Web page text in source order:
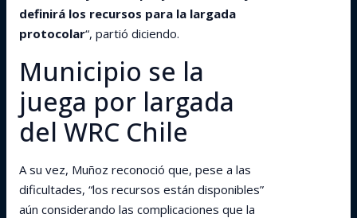
definirá los recursos para la largada
protocolar“, partió diciendo.
Municipio se la
juega por largada
del WRC Chile
A su vez, Muñoz reconoció que, pese a las
dificultades, “los recursos están disponibles”
aún considerando las complicaciones que la